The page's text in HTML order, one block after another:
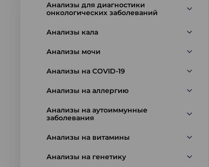
Анализы для диагностики
онкологических заболеваний
Анализы кала
Анализы мочи
Анализы на COVID-19
Анализы на аллергию
Анализы на аутоиммунные
заболевания
Анализы на витамины
Анализы на генетику